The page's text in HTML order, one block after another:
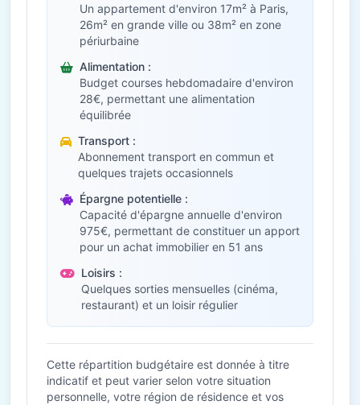
Un appartement d'environ 17m² à Paris,
26m² en grande ville ou 38m² en zone
périurbaine
Alimentation :
Budget courses hebdomadaire d'environ
28€, permettant une alimentation
équilibrée
Transport :
Abonnement transport en commun et
quelques trajets occasionnels
Épargne potentielle :
Capacité d'épargne annuelle d'environ
975€, permettant de constituer un apport
pour un achat immobilier en 51 ans
Loisirs :
Quelques sorties mensuelles (cinéma,
restaurant) et un loisir régulier
Cette répartition budgétaire est donnée à titre
indicatif et peut varier selon votre situation
personnelle, votre région de résidence et vos